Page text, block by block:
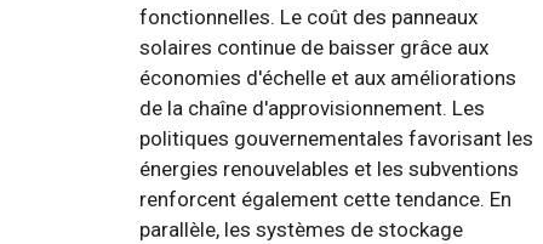
fonctionnelles. Le coût des panneaux
solaires continue de baisser grâce aux
économies d'échelle et aux améliorations
de la chaîne d'approvisionnement. Les
politiques gouvernementales favorisant les
énergies renouvelables et les subventions
renforcent également cette tendance. En
parallèle, les systèmes de stockage